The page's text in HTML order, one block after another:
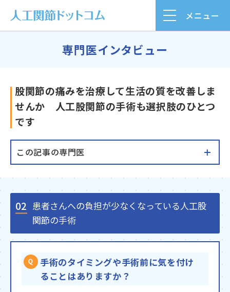
メニュー
専門医インタビュー
股関節の痛みを治療して生活の質を改善しま
せんか 人工股関節の手術も選択肢のひとつ
です
この記事の専門医
02 患者さんへの負担が少なくなっている人工股
関節の手術
手術のタイミングや手術前に気を付け
ることはありますか？